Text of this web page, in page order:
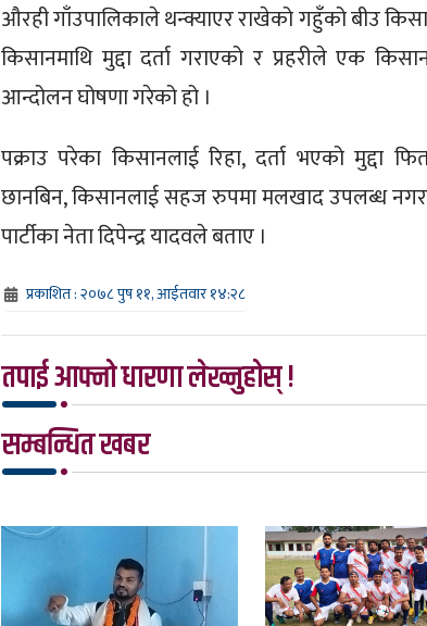
औरही गाँउपालिकाले थन्क्याएर राखेको गहुँको बीउ
किसानमाथि मुद्दा दर्ता गराएको र प्रहरीले एक
आन्दोलन घोषणा गरेको हो ।
पक्राउ परेका किसानलाई रिहा, दर्ता भएको मुद्दा
छानबिन, किसानलाई सहज रुपमा मलखाद उपलब्ध
पार्टीका नेता दिपेन्द्र यादवले बताए ।
प्रकाशित : २०७८ पुष ११, आईतवार १४:२८
तपाई आफ्नो धारणा लेख्नुहोस् !
सम्बन्धित खबर